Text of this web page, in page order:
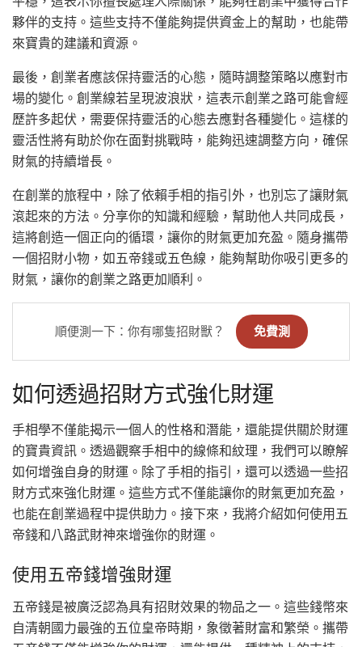
夥伴的支持。這些支持不僅能夠提供資金上的幫助，也能帶
來寶貴的建議和資源。
最後，創業者應該保持靈活的心態，隨時調整策略以應對市
場的變化。創業線若呈現波浪狀，這表示創業之路可能會經
歷許多起伏，需要保持靈活的心態去應對各種變化。這樣的
靈活性將有助於你在面對挑戰時，能夠迅速調整方向，確保
財氣的持續增長。
在創業的旅程中，除了依賴手相的指引外，也別忘了讓財氣
滾起來的方法。分享你的知識和經驗，幫助他人共同成長，
這將創造一個正向的循環，讓你的財氣更加充盈。隨身攜帶
一個招財小物，如五帝錢或五色線，能夠幫助你吸引更多的
財氣，讓你的創業之路更加順利。
順便測一下：你有哪隻招財獸？ 免費測
如何透過招財方式強化財運
手相學不僅能揭示一個人的性格和潛能，還能提供關於財運
的寶貴資訊。透過觀察手相中的線條和紋理，我們可以瞭解
如何增強自身的財運。除了手相的指引，還可以透過一些招
財方式來強化財運。這些方式不僅能讓你的財氣更加充盈，
也能在創業過程中提供助力。接下來，我將介紹如何使用五
帝錢和八路武財神來增強你的財運。
使用五帝錢增強財運
五帝錢是被廣泛認為具有招財效果的物品之一。這些錢幣來
自清朝國力最強的五位皇帝時期，象徵著財富和繁榮。攜帶